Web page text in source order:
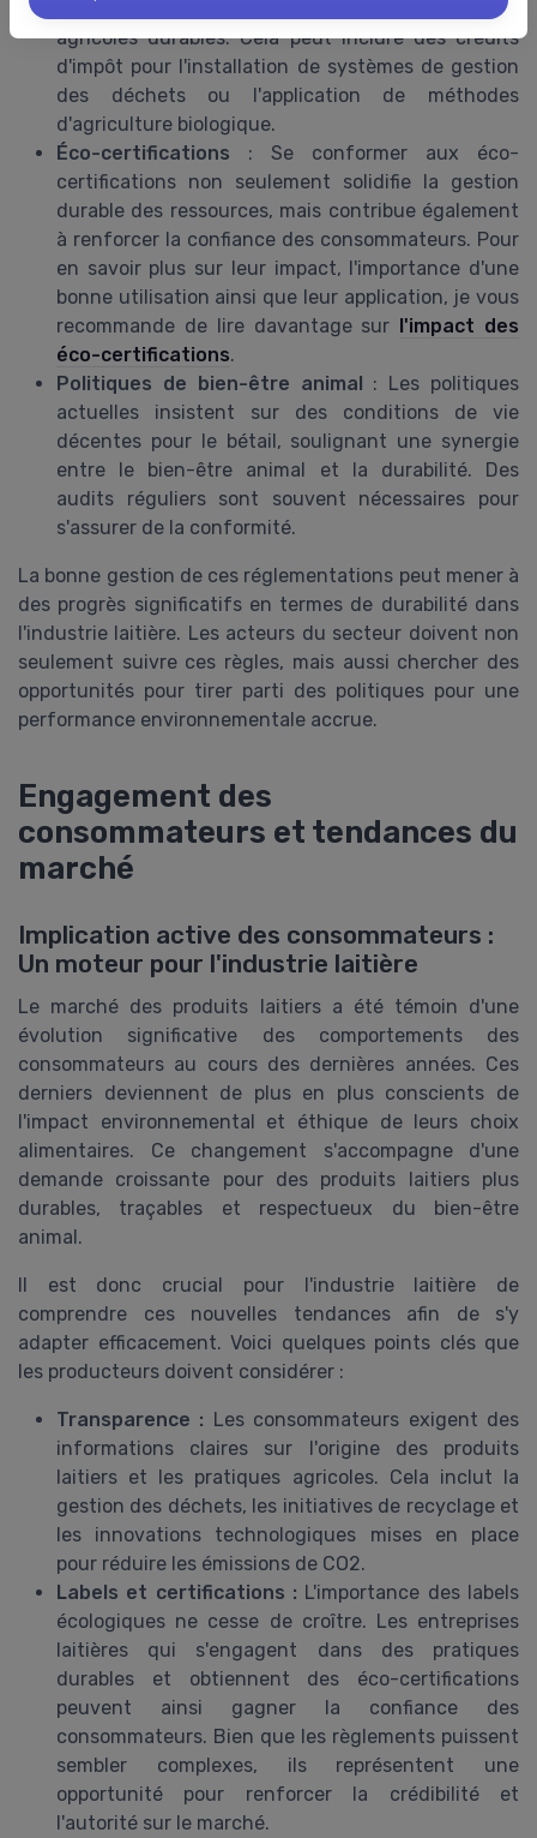
adoptent des technologies ou des pratiques
agricoles durables. Cela peut inclure des crédits
d'impôt pour l'installation de systèmes de gestion
des déchets ou l'application de méthodes
d'agriculture biologique.
Éco-certifications : Se conformer aux éco-
certifications non seulement solidifie la gestion
durable des ressources, mais contribue également
à renforcer la confiance des consommateurs. Pour
en savoir plus sur leur impact, l'importance d'une
bonne utilisation ainsi que leur application, je vous
recommande de lire davantage sur l'impact des
éco-certifications.
Politiques de bien-être animal : Les politiques
actuelles insistent sur des conditions de vie
décentes pour le bétail, soulignant une synergie
entre le bien-être animal et la durabilité. Des
audits réguliers sont souvent nécessaires pour
s'assurer de la conformité.
La bonne gestion de ces réglementations peut mener à
des progrès significatifs en termes de durabilité dans
l'industrie laitière. Les acteurs du secteur doivent non
seulement suivre ces règles, mais aussi chercher des
opportunités pour tirer parti des politiques pour une
performance environnementale accrue.
Engagement des
consommateurs et tendances du
marché
Implication active des consommateurs :
Un moteur pour l'industrie laitière
Le marché des produits laitiers a été témoin d'une
évolution significative des comportements des
consommateurs au cours des dernières années. Ces
derniers deviennent de plus en plus conscients de
l'impact environnemental et éthique de leurs choix
alimentaires. Ce changement s'accompagne d'une
demande croissante pour des produits laitiers plus
durables, traçables et respectueux du bien-être
animal.
Il est donc crucial pour l'industrie laitière de
comprendre ces nouvelles tendances afin de s'y
adapter efficacement. Voici quelques points clés que
les producteurs doivent considérer :
Transparence : Les consommateurs exigent des
informations claires sur l'origine des produits
laitiers et les pratiques agricoles. Cela inclut la
gestion des déchets, les initiatives de recyclage et
les innovations technologiques mises en place
pour réduire les émissions de CO2.
Labels et certifications : L'importance des labels
écologiques ne cesse de croître. Les entreprises
laitières qui s'engagent dans des pratiques
durables et obtiennent des éco-certifications
peuvent ainsi gagner la confiance des
consommateurs. Bien que les règlements puissent
sembler complexes, ils représentent une
opportunité pour renforcer la crédibilité et
l'autorité sur le marché.